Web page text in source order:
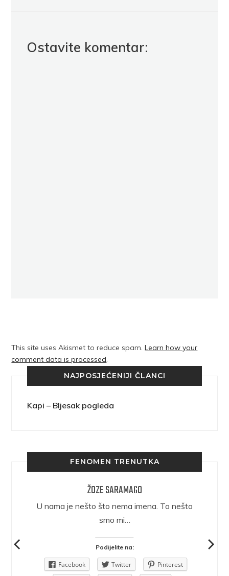
Ostavite komentar:
This site uses Akismet to reduce spam.Learn how your
comment data is processed.
NAJPOSJEĆENIJI ČLANCI
Kapi – Bljesak pogleda
FENOMEN TRENUTKA
ŽOZE SARAMAGO
U nama je nešto što nema imena. To nešto
smo mi…
Podijelite na:
Facebook Twitter
Pinterest